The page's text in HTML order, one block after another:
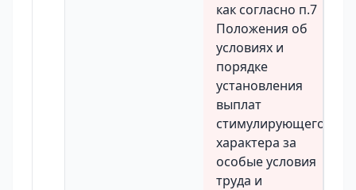
как согласно п.7
Положения об
условиях и
порядке
установления
выплат
стимулирующего
характера за
особые условия
труда и